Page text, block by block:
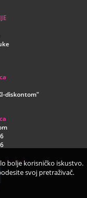
diskontom"
zadržana.
bolje korisničko iskustvo.
svoj pretraživač.